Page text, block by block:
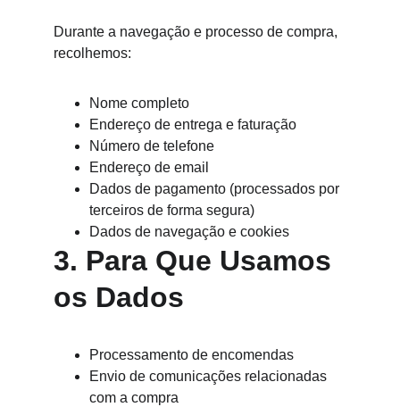
Durante a navegação e processo de compra,
recolhemos:
Nome completo
Endereço de entrega e faturação
Número de telefone
Endereço de email
Dados de pagamento (processados por
terceiros de forma segura)
Dados de navegação e cookies
3. Para Que Usamos
os Dados
Processamento de encomendas
Envio de comunicações relacionadas
com a compra